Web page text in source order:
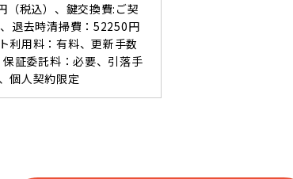
（税込）、鍵交換費:ご契
退去時清掃費：52250円
利用料：有料、更新手数
証委託料：必要、引落手
個人契約限定